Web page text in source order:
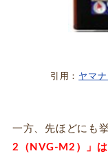
引用： ヤマ
一方、先ほどにも
2（NVG-M2）」